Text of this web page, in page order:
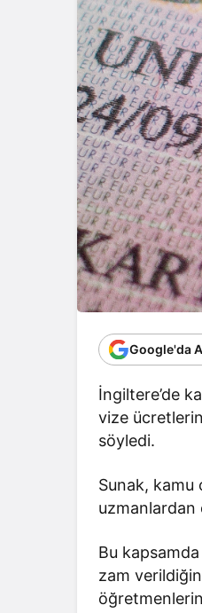
Google'da
İngiltere’de
vize
söyledi.
Sunak, kamu
uzmanlardan
Bu
zam
öğretmenlerin